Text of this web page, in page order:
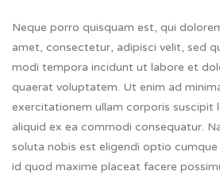
Neque porro quisquam est, qui
amet, consectetur, adipisci velit, sed
modi tempora incidunt ut labore et
quaerat voluptatem. Ut enim ad
exercitationem ullam corporis suscipit
aliquid ex ea commodi consequatur.
soluta nobis est eligendi optio
id quod maxime placeat facere